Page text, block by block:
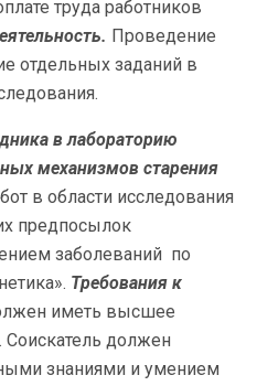
труда работников
Проведение
отдельных заданий в
в лабораторию
механизмов старения
в области исследования
предпосылок
заболеваний по
Требования к
иметь высшее
Соискатель должен
знаниями и умением